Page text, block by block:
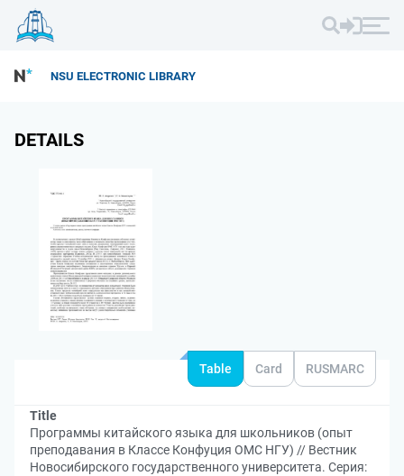
NSU ELECTRONIC LIBRARY
DETAILS
Table Card RUSMARC
Title
Программы китайского языка для школьников (опыт
преподавания в Классе Конфуция ОМС НГУ) // Вестник
Новосибирского государственного университета. Серия: